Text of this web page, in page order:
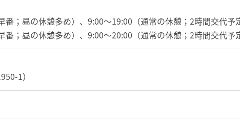
番；昼の休憩多め）、9:00～19:00（通常の休憩；2時間交代予
番；昼の休憩多め）、9:00～20:00（通常の休憩；2時間交代予
1）